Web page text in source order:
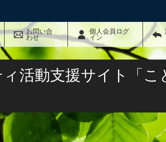
お問い合
わせ
個人会員ログ
イン
活動支援サイト「こ